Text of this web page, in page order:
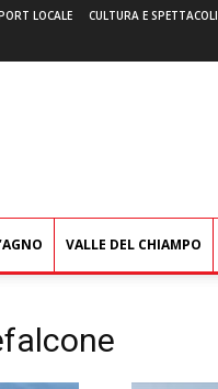
LOCALE CULTURA E SPETTACOLI
VALLE DEL CHIAMPO